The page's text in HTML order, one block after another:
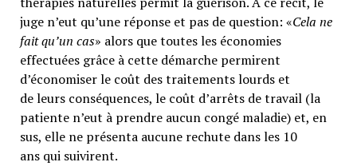
juge n’eut qu’une réponse et pas de question: «Cela ne
fait qu’un cas» alors que toutes les économies
effectuées grâce à cette démarche permirent
d’économiser le coût des traitements lourds et
de leurs conséquences, le coût d’arrêts de travail (la
patiente n’eut à prendre aucun congé maladie) et, en
sus, elle ne présenta aucune rechute dans les 10
ans qui suivirent.